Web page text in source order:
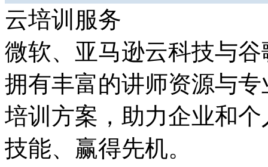
云培训服务
微软、亚马逊云科技与
拥有丰富的讲师资源与专
培训方案，助力企业
技能、赢得先机。